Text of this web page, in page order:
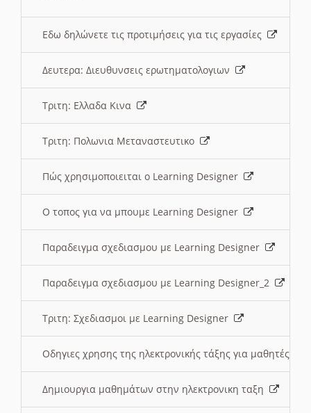
Εδω δηλώνετε τις προτιμήσεις για τις εργασίες
Δευτερα: Διευθυνσεις ερωτηματολογιων
Τριτη: Ελλαδα Κινα
Τριτη: Πολωνια Μεταναστευτικο
Πώς χρησιμοποιειται ο Learning Designer
O τοπος για να μπουμε Learning Designer
Παραδειγμα σχεδιασμου με Learning Designer
Παραδειγμα σχεδιασμου με Learning Designer_2
Τριτη: Σχεδιασμοι με Learning Designer
Οδηγιες χρησης της ηλεκτρονικής τάξης για μαθητές
Δημιουργια μαθημάτων στην ηλεκτρονικη ταξη